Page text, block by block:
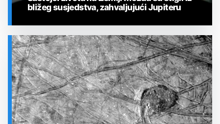
SVEMIR
bližeg susjedstva, zahvaljujući Jupiteru